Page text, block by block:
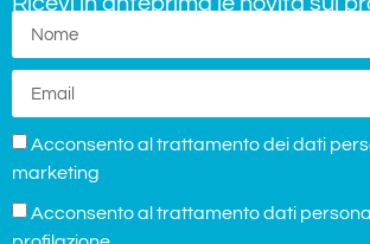
Acconsento al trattamento dei dati
marketing
Acconsento al trattamento dati